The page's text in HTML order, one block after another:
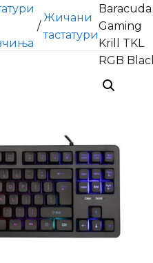
/
Жичани
тастатури
Baracuda
Gaming
Krill TKL
RGB